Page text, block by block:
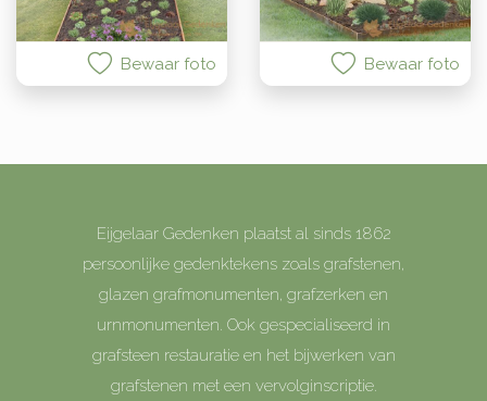
Bewaar foto Bewaar foto
Eijgelaar Gedenken plaatst al sinds 1862
persoonlijke gedenktekens zoals grafstenen,
glazen grafmonumenten, grafzerken en
urnmonumenten. Ook gespecialiseerd in
grafsteen restauratie en het bijwerken van
grafstenen met een vervolginscriptie.